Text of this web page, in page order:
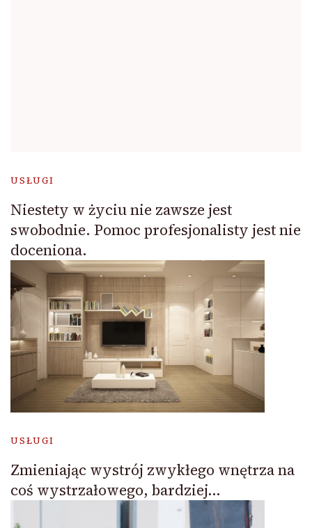
USŁUGI
Niestety w życiu nie zawsze jest
swobodnie. Pomoc profesjonalisty jest nie
doceniona.
USŁUGI
Zmieniając wystrój zwykłego wnętrza na
coś wystrzałowego, bardziej…